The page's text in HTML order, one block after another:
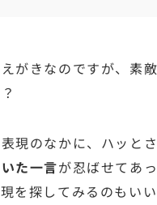
がきなのですが、素
現のなかに、ハッと
た一言が忍ばせてあ
を探してみるのもい